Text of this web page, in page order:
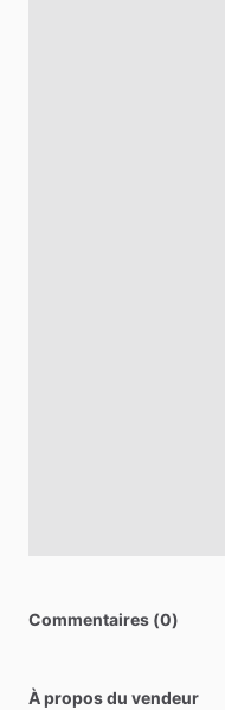
Commentaires (0)
À propos du vendeur